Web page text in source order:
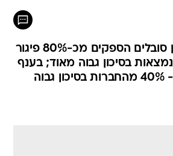
בענף חנויות המזון סובלים הספקים מכ-80% פיגור
בתשלומים, 48% נמצאות בסיכון גבוה מאוד; בענף
הקבלנות והבנייה - 40% מהחברות בסיכון גבוה